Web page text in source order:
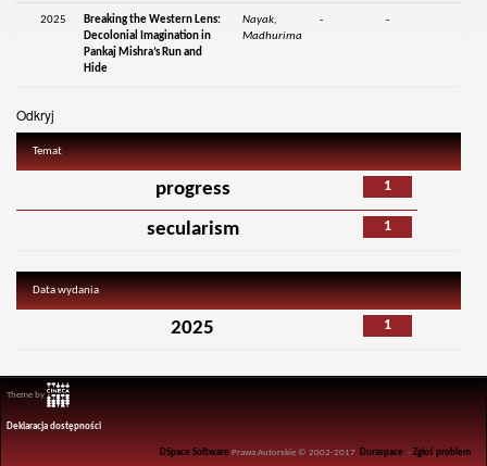
2025
Breaking the Western Lens:
Decolonial Imagination in
Pankaj Mishra’s Run and
Hide
Nayak,
Madhurima
- -
Odkryj
Temat
1
progress
1
secularism
Data wydania
1
2025
Theme by
Deklaracja dostępności
DSpace Software Prawa Autorskie © 2002-2017 Duraspace -Zgłoś problem